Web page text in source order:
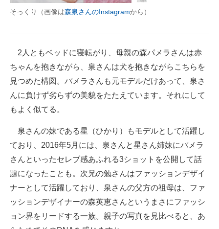
ITエンジニア向け専門サイト
製造業のIT導入・活用を支援
エレクトロニクス専門サイト
電子設計の基本と応用
エネルギーの専門メディア
建設×テクノロジーの最前線
ちょっと気になるネットの話題
そっくり（画像は森泉さんのInstagramから）
2人ともベッドに寝転がり、母親の森パメラさんは赤
ちゃんを抱きながら、泉さんは犬を抱きながらこちらを
見つめた構図。パメラさんも元モデルだけあって、泉さ
んに負けず劣らずの美貌をたたえています。それにして
もよく似てる。
泉さんの妹である星（ひかり）もモデルとして活躍し
ており、2016年5月には、泉さんと星さん姉妹にパメラ
さんといったセレブ感あふれる3ショットを公開して話
題になったことも。次兄の勉さんはファッションデザイ
ナーとして活躍しており、泉さんの父方の祖母は、ファ
ッションデザイナーの森英恵さんというまさにファッシ
ョン界をリードする一族。親子の写真を見比べると、あ